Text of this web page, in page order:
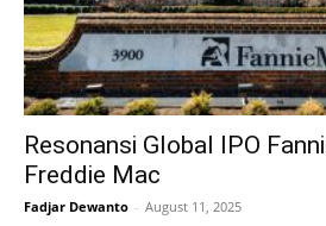
Resonansi Global IPO
Freddie Mac
Fadjar Dewanto - August 11, 2025